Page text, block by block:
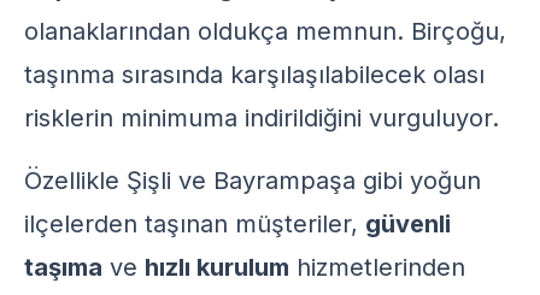
olanaklarından oldukça memnun. Birçoğu,
taşınma sırasında karşılaşılabilecek olası
risklerin minimuma indirildiğini vurguluyor.
Özellikle Şişli ve Bayrampaşa gibi yoğun
ilçelerden taşınan müşteriler, güvenli
taşıma ve hızlı kurulum hizmetlerinden